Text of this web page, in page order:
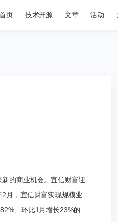
首页 技术开源 文章 活动
的商业机会。宜信财富迎
月，宜信财富实现规模业
、环比1月增长23%的